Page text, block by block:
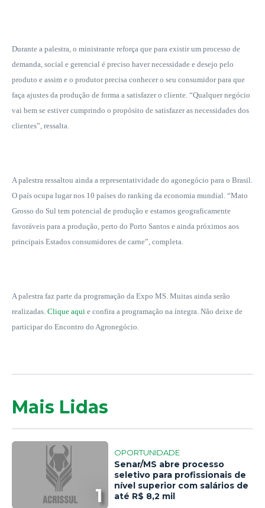
Durante a palestra, o ministrante reforça que para existir um processo de
demanda, social e gerencial é preciso haver necessidade e desejo pelo
produto e assim e o produtor precisa conhecer o seu consumidor para que
faça ajustes da produção de forma a satisfazer o cliente. “Qualquer negócio
vai bem se estiver cumprindo o propósito de satisfazer as necessidades dos
clientes”, ressalta.
A palestra ressaltou ainda a representatividade do agonegócio para o Brasil.
O país ocupa lugar nos 10 países do ranking da economia mundial. “Mato
Grosso do Sul tem potencial de produção e estamos geograficamente
favoráveis para a produção, perto do Porto Santos e ainda próximos aos
principais Estados consumidores de carne”, completa.
A palestra faz parte da programação da Expo MS. Muitas ainda serão
realizadas. Clique aqui e confira a programação na íntegra. Não deixe de
participar do Encontro do Agronegócio.
Mais Lidas
1
OPORTUNIDADE
Senar/MS abre processo
seletivo para profissionais de
nível superior com salários de
até R$ 8,2 mil